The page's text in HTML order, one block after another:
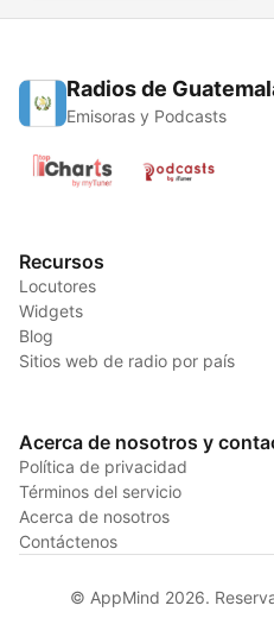
Radios de
Emisoras y Podcasts
Recursos
Locutores
Widgets
Blog
Sitios web de radio por país
Acerca de nosotros y
Política de privacidad
Términos del servicio
Acerca de nosotros
Contáctenos
© AppMind 2026.